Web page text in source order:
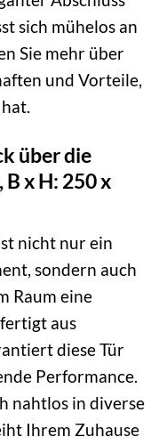
sich mühelos an
Sie mehr über
und Vorteile,
über die
x H: 250 x
nicht nur ein
sondern auch
Raum eine
aus
diese Tür
Performance.
nahtlos in diverse
Ihrem Zuhause